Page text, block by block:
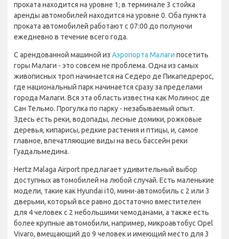
проката находится на уровне 1; в терминале 3 стойка
аренды автомобилей находится на уровне 0. Оба пункта
проката автомобилей работают с 07:00 до полуночи
ежедневно в течение всего года.
С арендованной машиной из Аэропорта Малаги посетить
горы Малаги - это совсем не проблема. Одна из самых
живописных троп начинается на Седеро де Пикапедрерос,
где национальный парк начинается сразу за пределами
города Малаги. Вся эта область известна как Молинос де
Сан Тельмо. Прогулка по парку - незабываемый опыт.
Здесь есть реки, водопады, лесные домики, рожковые
деревья, кипарисы, редкие растения и птицы, и, самое
главное, впечатляющие виды на весь бассейн реки
Гуадальмедина.
Hertz Malaga Airport предлагает удивительный выбор
доступных автомобилей на любой случай. Есть маленькие
модели, такие как Hyundai i10, мини-автомобиль с 2 или 3
дверьми, который все равно достаточно вместителен
для 4 человек с 2 небольшими чемоданами, а также есть
более крупные автомобили, например, микроавтобус Opel
Vivaro, вмещающий до 9 человек и имеющий место для 3